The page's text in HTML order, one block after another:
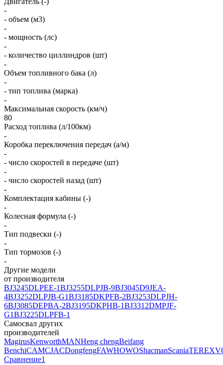
-
- объем (м3)
-
- мощность (лс)
-
- количество циллиндров (шт)
-
Объем топливного бака (л)
-
- тип топлива (марка)
-
Максимальная скорость (км/ч)
80
Расход топлива (л/100км)
-
Коробка переключения передач (а/м)
-
- число скоростей в передаче (шт)
-
- число скоростей назад (шт)
-
Комплектация кабины (-)
-
Колесная формула (-)
-
Тип подвески (-)
-
Тип тормозов (-)
-
Другие модели
от производителя
BJ3245DLPEE-1BJ3255DLPJB-9BJ3045D9JEA-
4BJ3252DLPJB-G1BJ3185DKPFB-2BJ3253DLPJH-
6BJ3085DEPBA-2BJ3195DKPHB-1BJ3312DMPJF-
G1BJ3225DLPFB-1
Самосвал других
производителей
MagirusKenworthMANHeng chengBeifang
BenchiCAMCJACDongfengFAWHOWOShacmanScaniaTEREX
Сравнение1